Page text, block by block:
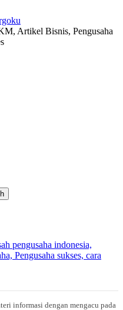
Artikel Bisnis, Pengusaha
informasi dengan mengacu pada